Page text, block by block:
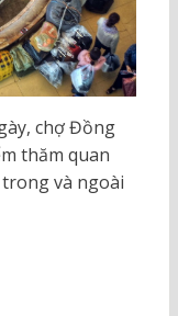
chợ Đồng
thăm quan
và ngoài